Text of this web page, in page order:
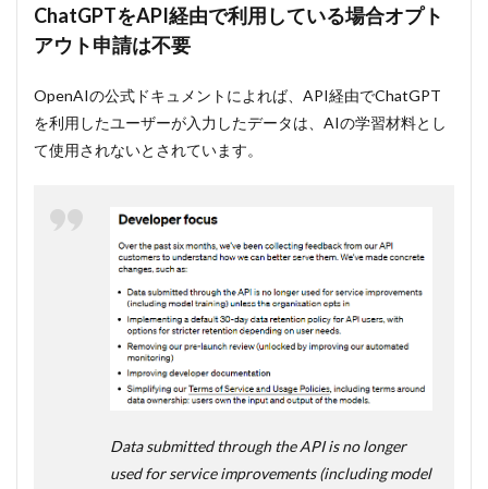
6
まと
ChatGPTをAPI経由で利用している場合オプト
アウト申請は不要
OpenAIの公式ドキュメントによれば、API経由でChatGPT
を利用したユーザーが入力したデータは、AIの学習材料とし
て使用されないとされています。
Data submitted through the API is no longer
used for service improvements (including model